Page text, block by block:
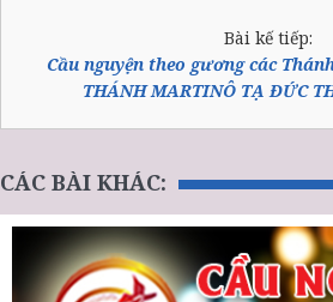
Bài kế tiếp:
Cầu nguyện theo gương các
THÁNH MARTINÔ TẠ ĐỨC
CÁC BÀI KHÁC: